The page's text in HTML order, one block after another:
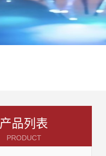
产品列表
PRODUCT